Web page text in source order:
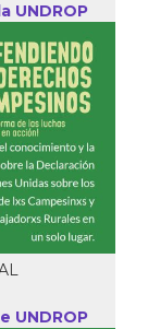
UNDROP
UNDROP